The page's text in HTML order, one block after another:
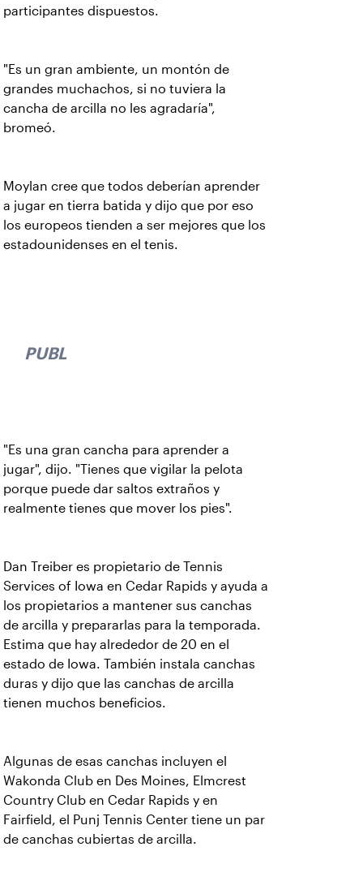
participantes dispuestos.
"Es un gran ambiente, un montón de
grandes muchachos, si no tuviera la
cancha de arcilla no les agradaría",
bromeó.
Moylan cree que todos deberían aprender
a jugar en tierra batida y dijo que por eso
los europeos tienden a ser mejores que los
estadounidenses en el tenis.
PUBLICIDAD
"Es una gran cancha para aprender a
jugar", dijo. "Tienes que vigilar la pelota
porque puede dar saltos extraños y
realmente tienes que mover los pies".
Dan Treiber es propietario de Tennis
Services of Iowa en Cedar Rapids y ayuda a
los propietarios a mantener sus canchas
de arcilla y prepararlas para la temporada.
Estima que hay alrededor de 20 en el
estado de Iowa. También instala canchas
duras y dijo que las canchas de arcilla
tienen muchos beneficios.
Algunas de esas canchas incluyen el
Wakonda Club en Des Moines, Elmcrest
Country Club en Cedar Rapids y en
Fairfield, el Punj Tennis Center tiene un par
de canchas cubiertas de arcilla.